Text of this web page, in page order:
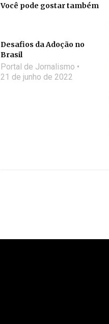
Você pode gostar também
Desafios da Adoção no
Brasil
Portal de Jornalismo
21 de junho de 2022